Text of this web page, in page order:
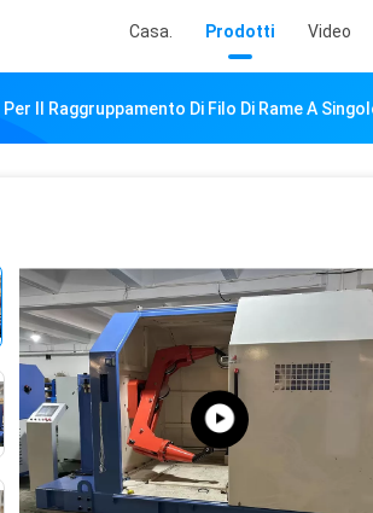
Casa. Prodotti Video
Il Raggruppamento Di Filo Di Rame A